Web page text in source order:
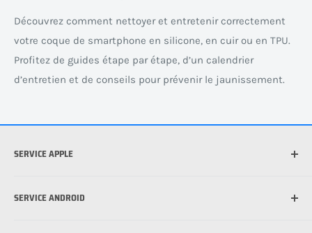
Découvrez comment nettoyer et entretenir correctement
votre coque de smartphone en silicone, en cuir ou en TPU.
Profitez de guides étape par étape, d’un calendrier
d’entretien et de conseils pour prévenir le jaunissement.
SERVICE APPLE
Quel iPad ai-je ? Identifiez votre modèle d’iPad
SERVICE ANDROID